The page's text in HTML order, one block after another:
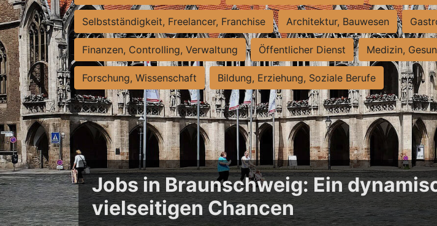
Selbstständigkeit, Freelancer, Franchise Architektur, Bauwesen
Finanzen, Controlling, Verwaltung Öffentlicher Dienst Medizin,
Forschung, Wissenschaft Bildung, Erziehung, Soziale Berufe
Jobs in Braunschweig: Ein
vielseitigen Chancen